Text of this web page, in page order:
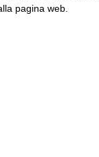
pagina web.